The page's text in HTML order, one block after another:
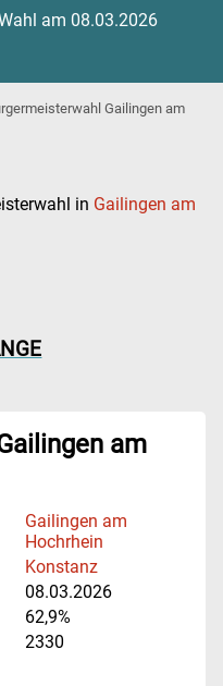
am 08.03.2026
Gailingen am
in Gailingen am
am
Gailingen am
Hochrhein
Konstanz
08.03.2026
62,9%
2330